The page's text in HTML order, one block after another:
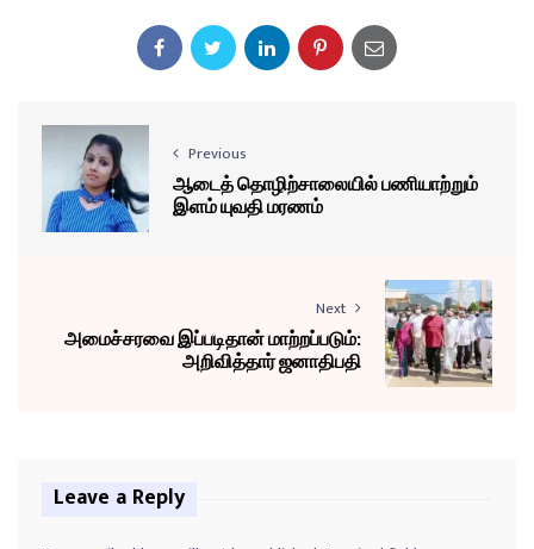
Previous
ஆடைத் தொழிற்சாலையில் பணியாற்றும்
இளம் யுவதி மரணம்
Next
அமைச்சரவை இப்படிதான் மாற்றப்படும்:
அறிவித்தார் ஜனாதிபதி
Leave a Reply